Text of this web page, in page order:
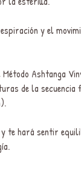
y el
Ashtanga
de la secuencia
te hará sentir